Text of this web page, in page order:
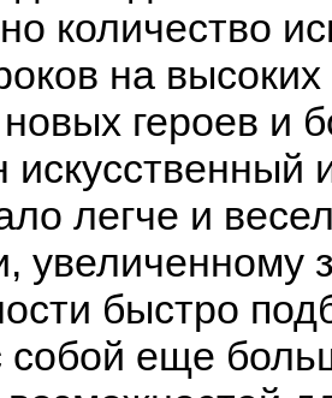
количество
на
героев и
легче и
увеличенному
быстро
собой еще